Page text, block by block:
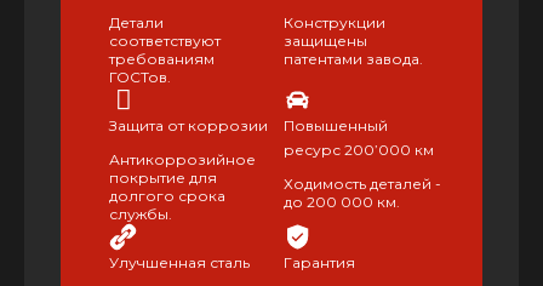
Детали
соответствуют
требованиям
ГОСТов.
Конструкции
защищены
патентами завода.
Защита от коррозии
Антикоррозийное
покрытие для
долгого срока
службы.
Повышенный
ресурс 200’000 км
Ходимость деталей -
до 200 000 км.
Улучшенная сталь
Гарантия